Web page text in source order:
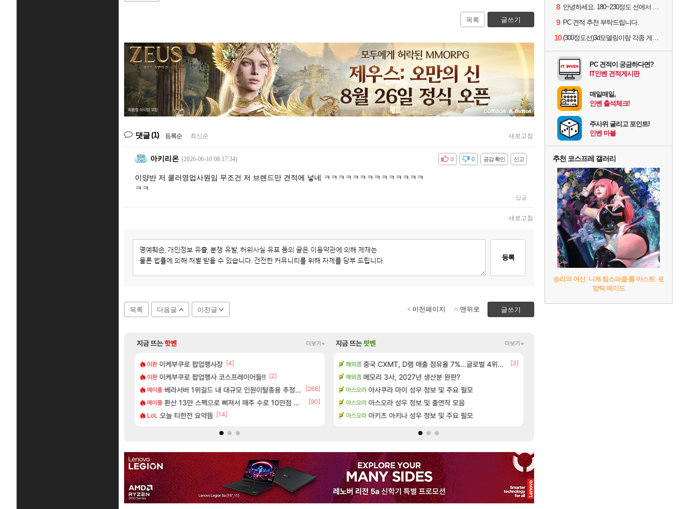
목록 글쓰기
댓글(1) 등록순 최신순 새로고침
아키리온 (2026-06-10 08:17:34) 신고
공감 확인
비공감 0
0
이양반 저 쿨러영업사원임 무조건 저 브렌드만 견적에 넣네 ㅋㅋㅋㅋㅋㅋㅋㅋㅋㅋㅋㅋㅋㅋ
ㅋㅋ
답글
새로고침
등록
목록 다음글 이전글 글쓰기
이전페이지 맨위로
지금 뜨는핫벤 더보기+
이환 이케부쿠로 팝업행사장 [4]
이환 이케부쿠로 팝업행사 코스프레이어들!! [2]
메이플 베라서버 1위길드 내 대규모 인원이탈종용 추정사건
[266]
메이플 환산 13만 스펙으로 삐져서 매주 수로 10만점 치고있으면 ㅋㅋ
[90]
LoL 오늘 티한전 요약뜸 [14]
메이플 태극기 또 거꾸로 해놨네 미친것들 ㅋㅋㅋ [146]
리니지M 오만9층 주긴주는군요? [17]
LoL t1 3세트 진 이유 [29]
리니지M 와 와 와 이게 나에게도? [23]
메이플 분내학개론 [173]
지금 뜨는팟벤 더보기+
아스오라 카가미하라 하루 성우 정보 및 주요 필모
비스트 모든 요리/작물 책 획득 위치 공략 (36개) - 미식가 도전과제
섭컬겜 무한대 아난타 유출과 앞으로의 예상 (루머)
PV 라스트 에포크 시즌5 - 서리화신의 분노 티저
해외겜 ‘GTA 6’ 예판 흥행…테이크투 “내부 예상 크게 넘어”
해외겜 중국 CXMT, D램 매출 점유율 7%…글로벌 4위로 부상
[3]
해외겜 메모리 3사, 2027년 생산분 완판?
아스오라 아사쿠라 마이 성우 정보 및 주요 필모
아스오라 아스오라 성우 정보 및 출연작 모음
아스오라 아키츠 아키나 성우 정보 및 주요 필모
8 안녕하세요. 180~230정도 선에서 잡고싶습니다.
9 PC 견적 추천 부탁드립니다.
10 (300정도선)3d모델링이랑 각종 게임을 하는데 견적부탁드립니다!300정도선
PC 견적이 궁금하다면?
IT인벤 견적게시판
매일매일,
인벤 출석체크!
주사위 굴리고 포인트!
인벤 마블
추천 코스프레 갤러리
승리의 여신: 니케 팀스파클-륨 마스트: 로
망틱 메이드